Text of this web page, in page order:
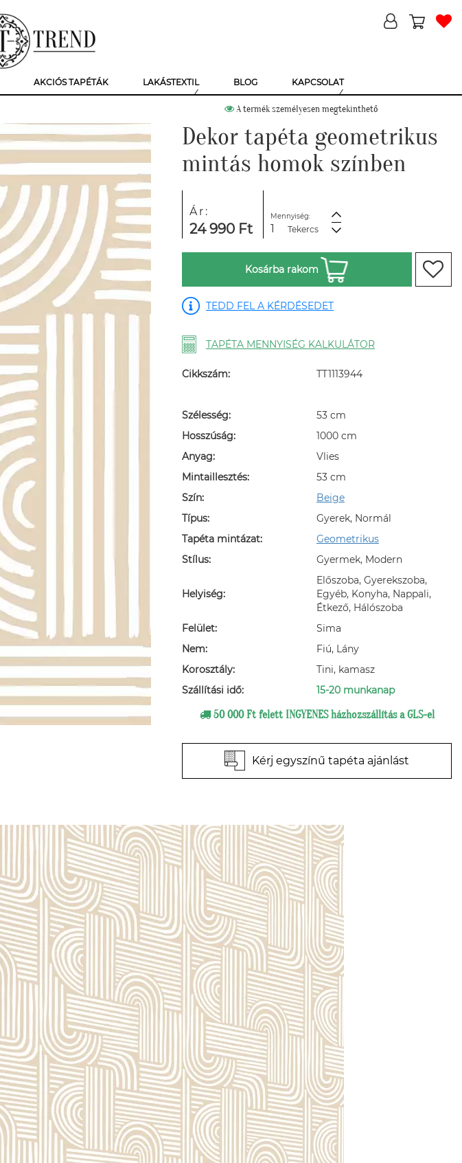
AKCIÓS TAPÉTÁK LAKÁSTEXTIL BLOG KAPCSOLAT
A termék személyesen megtekinthető
Dekor tapéta geometrikus
mintás homok színben
Ár:
24 990 Ft
Mennyiség:
Tekercs
Kosárba rakom
TEDD FEL A KÉRDÉSEDET
TAPÉTA MENNYISÉG KALKULÁTOR
Cikkszám: TT1113944
Szélesség:
53 cm
Hosszúság:
1000 cm
Anyag:
Vlies
Mintaillesztés:
53 cm
Szín:
Beige
Típus:
Gyerek, Normál
Tapéta mintázat:
Geometrikus
Stílus:
Gyermek, Modern
Helyiség:
Előszoba, Gyerekszoba,
Egyéb, Konyha, Nappali,
Étkező, Hálószoba
Felület:
Sima
Nem:
Fiú, Lány
Korosztály:
Tini, kamasz
Szállítási idő:
15-20 munkanap
50 000 Ft felett INGYENES házhozszállítás a GLS-el
Kérj egyszínű tapéta ajánlást